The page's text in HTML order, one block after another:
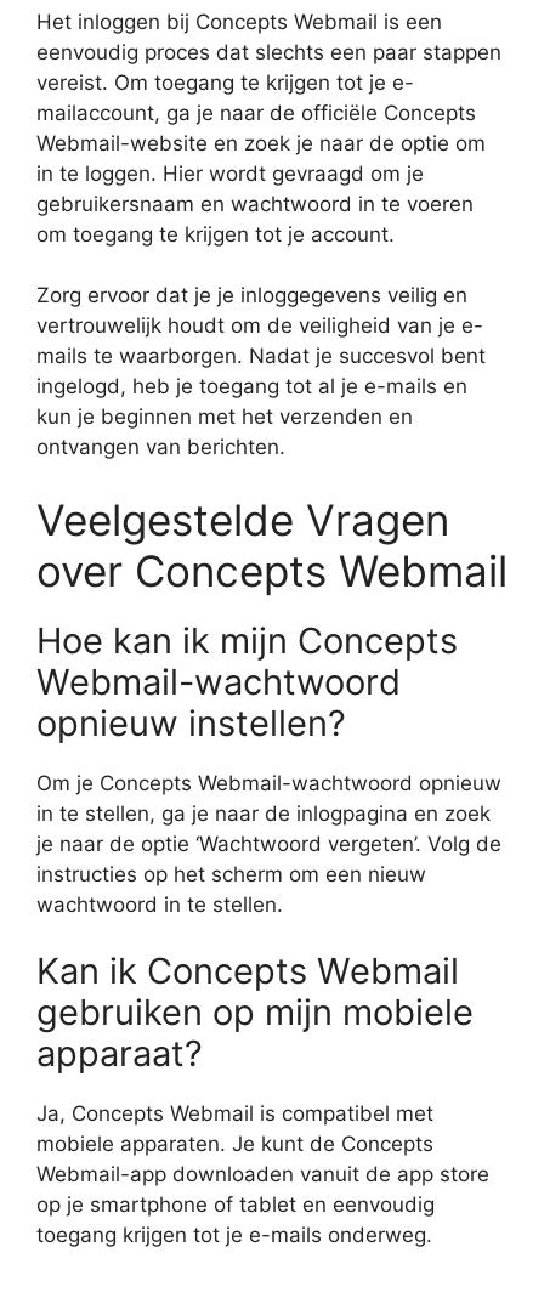
Het inloggen bij Concepts Webmail is een
eenvoudig proces dat slechts een paar stappen
vereist. Om toegang te krijgen tot je e-
mailaccount, ga je naar de officiële Concepts
Webmail-website en zoek je naar de optie om
in te loggen. Hier wordt gevraagd om je
gebruikersnaam en wachtwoord in te voeren
om toegang te krijgen tot je account.
Zorg ervoor dat je je inloggegevens veilig en
vertrouwelijk houdt om de veiligheid van je e-
mails te waarborgen. Nadat je succesvol bent
ingelogd, heb je toegang tot al je e-mails en
kun je beginnen met het verzenden en
ontvangen van berichten.
Veelgestelde Vragen
over Concepts Webmail
Hoe kan ik mijn Concepts
Webmail-wachtwoord
opnieuw instellen?
Om je Concepts Webmail-wachtwoord opnieuw
in te stellen, ga je naar de inlogpagina en zoek
je naar de optie ‘Wachtwoord vergeten’. Volg de
instructies op het scherm om een nieuw
wachtwoord in te stellen.
Kan ik Concepts Webmail
gebruiken op mijn mobiele
apparaat?
Ja, Concepts Webmail is compatibel met
mobiele apparaten. Je kunt de Concepts
Webmail-app downloaden vanuit de app store
op je smartphone of tablet en eenvoudig
toegang krijgen tot je e-mails onderweg.